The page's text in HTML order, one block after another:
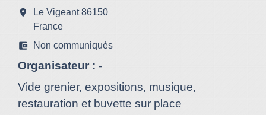
room
Le Vigeant 86150
France
account_balance_wallet Non communiqués
Organisateur : -
Vide grenier, expositions, musique,
restauration et buvette sur place